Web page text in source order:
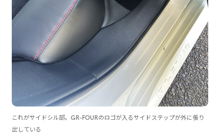
これがサイドシル部。GR-FOURのロゴが入るサイドステップが外に張り
出している